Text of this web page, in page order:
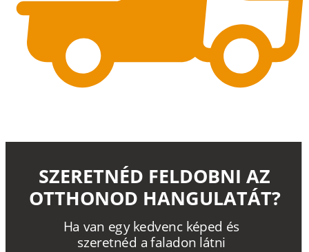
Ha van egy kedvenc képed és
szeretnéd a faladon látni
SZERETNÉD FELDOBNI AZ
OTTHONOD HANGULATÁT?